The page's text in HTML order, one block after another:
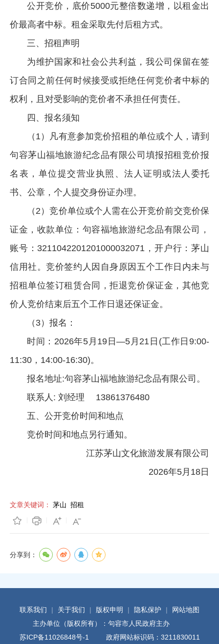
公开竞价，底价5000元整倍数递增，以租金出
价最高者中标。租金采取先付后租方式。
三、招租声明
为维护国家和社会公共利益，我公司保留在签
订合同之前任何时候接受或拒绝任何竞价者中标的
权利，且对受影响的竞价者不承担任何责任。
四、报名须知
（1）凡有意参加竞价招租的单位或个人，请到
句容茅山福地旅游纪念品有限公司填报招租竞价报
名表，单位提交营业执照、法人证明或法人委托
书、公章，个人提交身份证办理。
（2）竞价单位或个人需在公开竞价前交竞价保
证金，收款单位：句容福地旅游纪念品有限公司，
账号：3211042201201000032071，开户行：茅山
信用社。竞价签约人因自身原因五个工作日内未与
招租单位签订租赁合同，拒退竞价保证金，其他竞
价人竞价结束后五个工作日退还保证金。
（3）报名：
时间：2026年5月19日—5月21日(工作日9:00-
11:30，14:00-16:30)。
报名地址:句容茅山福地旅游纪念品有限公司。
联系人: 刘经理 13861376480
五、公开竞价时间和地点
竞价时间和地点另行通知。
江苏茅山文化旅游发展有限公司
2026年5月18日
文章关键词： 茅山 招租
分享到：
联系我们 | 关于我们 | 版权申明 | 隐私保护 |
网站地图
主办单位（版权所有）：句容市人民政府主办
苏ICP备11026848号-1
政府网站标识码：3211830011